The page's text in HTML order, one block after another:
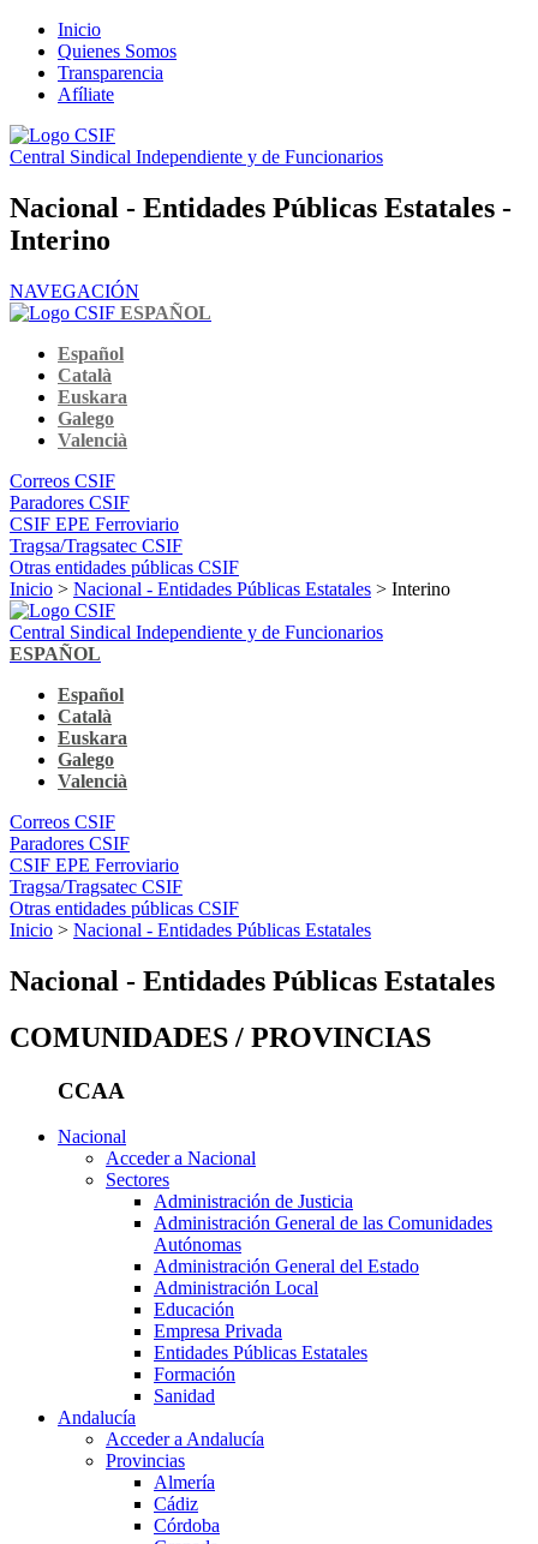
Inicio
Quienes Somos
Transparencia
Afíliate
Central Sindical Independiente y de Funcionarios
Nacional - Entidades Públicas Estatales -
Interino
NAVEGACIÓN
ESPAÑOL
Español
Català
Euskara
Galego
Valencià
Correos CSIF
Paradores CSIF
CSIF EPE Ferroviario
Tragsa/Tragsatec CSIF
Otras entidades públicas CSIF
Inicio > Nacional - Entidades Públicas Estatales > Interino
Central Sindical Independiente y de Funcionarios
ESPAÑOL
Español
Català
Euskara
Galego
Valencià
Correos CSIF
Paradores CSIF
CSIF EPE Ferroviario
Tragsa/Tragsatec CSIF
Otras entidades públicas CSIF
Inicio > Nacional - Entidades Públicas Estatales
Nacional - Entidades Públicas Estatales
COMUNIDADES / PROVINCIAS
CCAA
Nacional
Acceder a Nacional
Sectores
Administración de Justicia
Administración General de las Comunidades
Autónomas
Administración General del Estado
Administración Local
Educación
Empresa Privada
Entidades Públicas Estatales
Formación
Sanidad
Andalucía
Acceder a Andalucía
Provincias
Almería
Cádiz
Córdoba